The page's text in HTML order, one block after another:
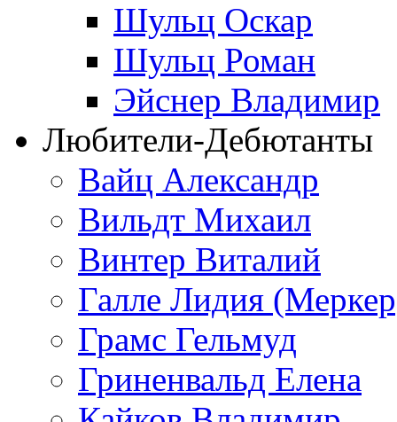
Шульц Оскар
Шульц Роман
Эйснер Владимир
Любители-Дебютанты
Вайц Александр
Вильдт Михаил
Винтер Виталий
Галле Лидия
Грамс Гельмуд
Гриненвальд Елена